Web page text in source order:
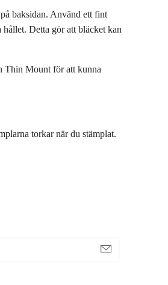
baksidan. Använd ett fint
Detta gör att bläcket kan
Thin Mount för att kunna
torkar när du stämplat.